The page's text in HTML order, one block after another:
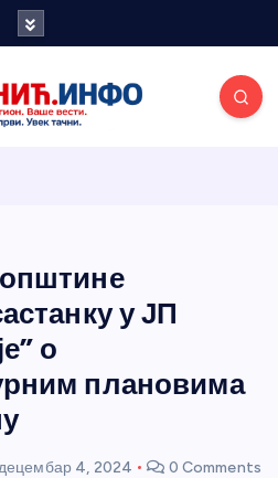
портал
у ЈП
о
плановима
4, 2024 0 Comments